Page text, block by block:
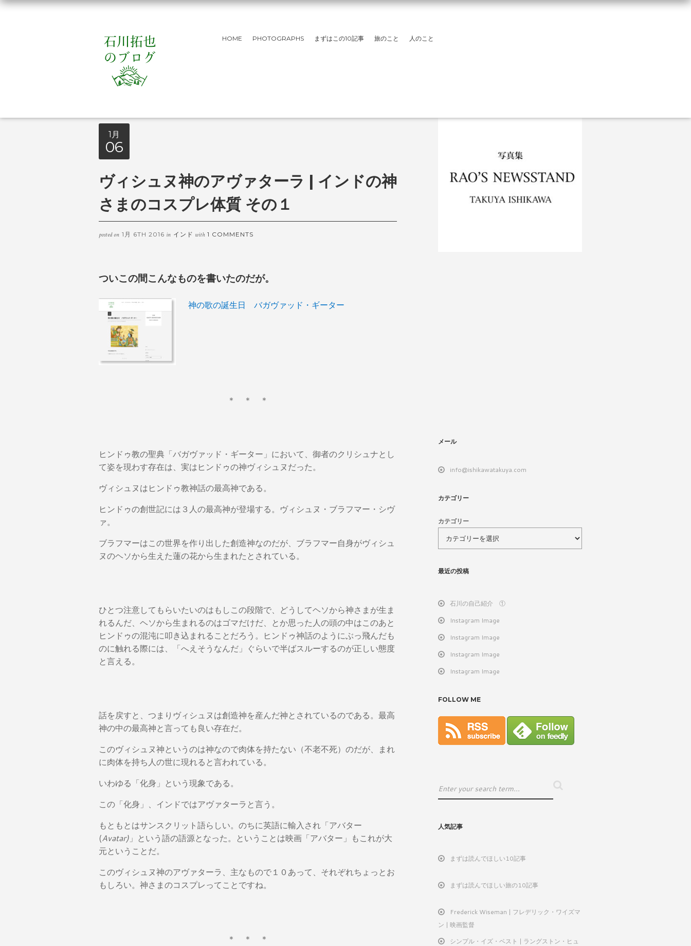
HOME PHOTOGRAPHS まずはこの10記事 旅のこと 人のこと
1月
06
ヴィシュヌ神のアヴァターラ | インドの神
さまのコスプレ体質 その１
posted on 1月 6TH 2016 in インド with 1 COMMENTS
ついこの間こんなものを書いたのだが。
神の歌の誕生日 バガヴァッド・ギーター
＊ ＊ ＊
ヒンドゥ教の聖典「バガヴァッド・ギーター」において、御者のクリシュナとし
て姿を現わす存在は、実はヒンドゥの神ヴィシュヌだった。
ヴィシュヌはヒンドゥ教神話の最高神である。
ヒンドゥの創世記には３人の最高神が登場する。ヴィシュヌ・ブラフマー・シヴ
ァ。
ブラフマーはこの世界を作り出した創造神なのだが、ブラフマー自身がヴィシュ
ヌのヘソから生えた蓮の花から生まれたとされている。
ひとつ注意してもらいたいのはもしこの段階で、どうしてヘソから神さまが生ま
れるんだ、ヘソから生まれるのはゴマだけだ、とか思った人の頭の中はこのあと
ヒンドゥの混沌に叩き込まれることだろう。ヒンドゥ神話のようにぶっ飛んだも
のに触れる際には、「へえそうなんだ」ぐらいで半ばスルーするのが正しい態度
と言える。
話を戻すと、つまりヴィシュヌは創造神を産んだ神とされているのである。最高
神の中の最高神と言っても良い存在だ。
このヴィシュヌ神というのは神なので肉体を持たない（不老不死）のだが、まれ
に肉体を持ち人の世に現れると言われている。
いわゆる「化身」という現象である。
この「化身」、インドではアヴァターラと言う。
もともとはサンスクリット語らしい。のちに英語に輸入され「アバター
(Avatar) 」という語の語源となった。ということは映画「アバター」もこれが大
元ということだ。
このヴィシュヌ神のアヴァターラ、主なもので１０あって、それぞれちょっとお
もしろい。神さまのコスプレってことですね。
＊ ＊ ＊
メール
info@ishikawatakuya.com
カテゴリー
カテゴリー
最近の投稿
石川の自己紹介 ①
Instagram Image
Instagram Image
Instagram Image
Instagram Image
FOLLOW ME
人気記事
まずは読んでほしい10記事
まずは読んでほしい旅の10記事
Frederick Wiseman | フレデリック・ワイズマ
ン | 映画監督
シンプル・イズ・ベスト | ラングストン・ヒュ